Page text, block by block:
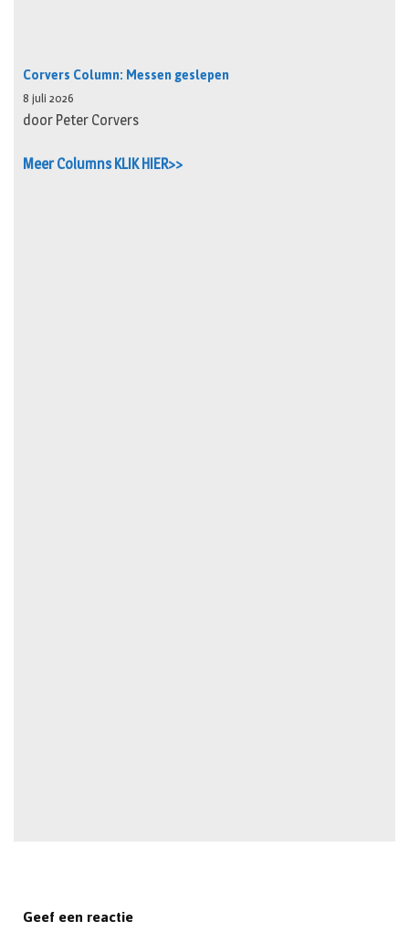
Corvers Column: Messen geslepen
8 juli 2026
door Peter Corvers
Meer Columns KLIK HIER>>
Geef een reactie